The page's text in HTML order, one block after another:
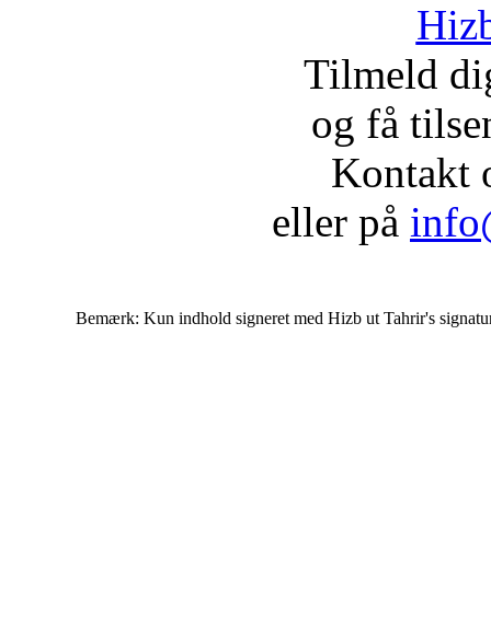
Tilmeld
og få
Kontakt
eller på
Bemærk: Kun indhold signeret med Hizb ut Tahrir's